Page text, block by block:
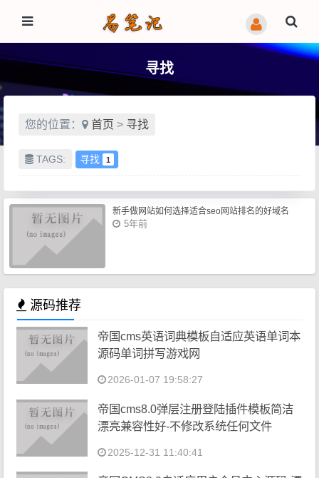
寻找
您的位置： 首页 > 寻找
TAGS: 寻找 1
新手做网站如何选择适合seo网站排名的好域名
5年前
源码推荐
帝国cms英语词典模板自适应英语单词本
源码单词拼写游戏网
2026-01-07 19:58:27
帝国cms8.0弹层注册登陆插件模板简洁
漂亮兼容性好-不修改系统任何文件
2025-12-31 11:40:41